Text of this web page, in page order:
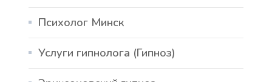
Психолог Минск
Услуги гипнолога (Гипноз)